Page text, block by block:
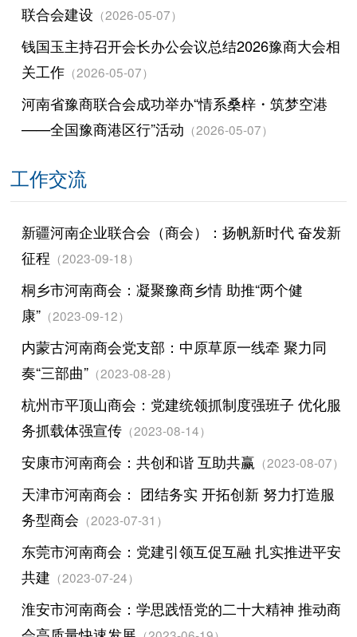
联合会建设 （2026-05-07）
钱国玉主持召开会长办公会议总结2026豫商大会相
关工作（2026-05-07）
河南省豫商联合会成功举办“情系桑梓・筑梦空港
——全国豫商港区行”活动 （2026-05-07）
工作交流
新疆河南企业联合会（商会）：扬帆新时代 奋发新
征程 （2023-09-18）
桐乡市河南商会：凝聚豫商乡情 助推“两个健
康”（2023-09-12）
内蒙古河南商会党支部：中原草原一线牵 聚力同
奏“三部曲”（2023-08-28）
杭州市平顶山商会：党建统领抓制度强班子 优化服
务抓载体强宣传（2023-08-14）
安康市河南商会：共创和谐 互助共赢 （2023-08-07）
天津市河南商会： 团结务实 开拓创新 努力打造服
务型商会 （2023-07-31）
东莞市河南商会：党建引领互促互融 扎实推进平安
共建 （2023-07-24）
淮安市河南商会：学思践悟党的二十大精神 推动商